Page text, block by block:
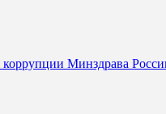
коррупции Минздрава